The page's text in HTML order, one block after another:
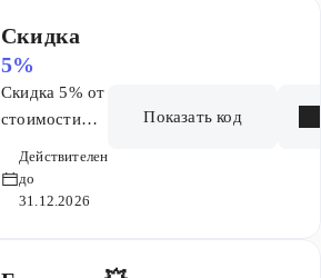
​Скидка
5%
Скидка 5% от
стоимости
промокоду.
Действителен
до
31.12.2026
Показать код